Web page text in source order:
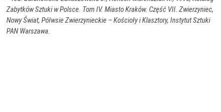
Zabytków Sztuki w Polsce. Tom IV. Miasto Kraków. Część VII. Zwierzyniec,
Nowy Świat, Półwsie Zwierzynieckie – Kościoły i Klasztory, Instytut Sztuki
PAN Warszawa.